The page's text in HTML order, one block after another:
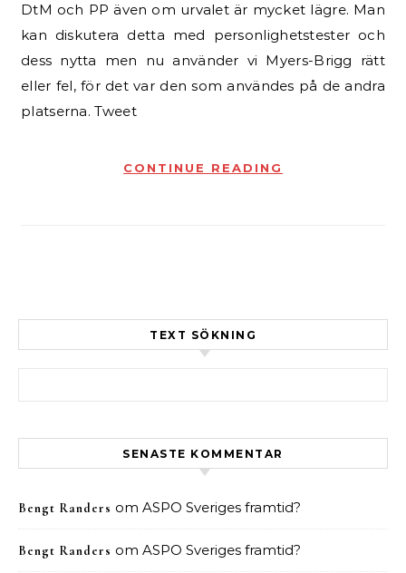
DtM och PP även om urvalet är mycket lägre. Man
kan diskutera detta med personlighetstester och
dess nytta men nu använder vi Myers-Brigg rätt
eller fel, för det var den som användes på de andra
platserna. Tweet
CONTINUE READING
TEXT SÖKNING
SENASTE KOMMENTAR
Bengt Randers om ASPO Sveriges framtid?
Bengt Randers om ASPO Sveriges framtid?